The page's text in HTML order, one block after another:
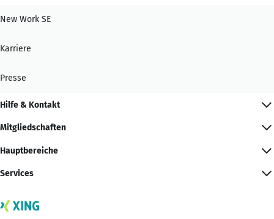
New Work SE
Karriere
Presse
Hilfe & Kontakt
Mitgliedschaften
Hauptbereiche
Services